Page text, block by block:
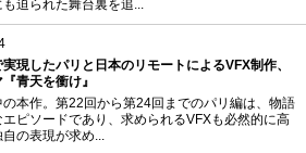
迫られた舞台裏を追...
現したパリと日本のリモートによるVFX制作、
青天を衝け』
本作。第22回から第24回までのパリ編は、物語
エピソードであり、求められるVFXも必然的に高
の表現が求め...